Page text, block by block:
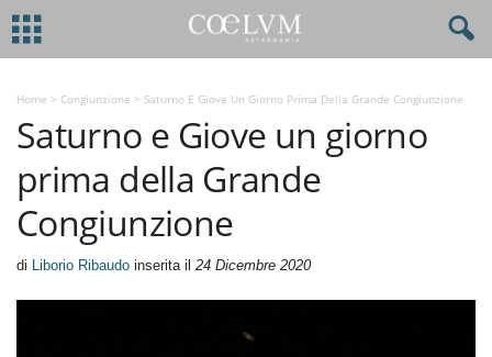
Home > Congiunzione > Saturno E Giove Un Giorno Prima Della Grande Congiunzione
Saturno e Giove un giorno
prima della Grande
Congiunzione
di Liborio Ribaudo inserita il 24 Dicembre 2020